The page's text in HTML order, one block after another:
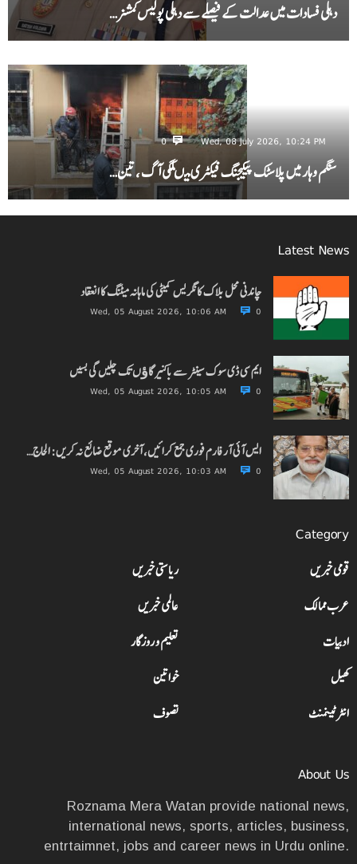
دہلی فسادات میں عدالت کے فیصلے سے دہلی پولیس کمشنر…
Wed, 08 July 2026, 10:24 PM
0
سنگم وہار میں پلاسٹک پیکیجنگ فیکٹری میںلگی آگ ، تین…
Latest News
چاندنی محل بلاک کانگریس کمیٹی کی ماہانہ میٹنگ کا انعقاد
Wed, 05 August 2026, 10:06 AM 0
ایم سی ڈی سوک سینٹر سے باکنیر گاﺅں تک چلیں گی بسیں
Wed, 05 August 2026, 10:05 AM 0
ایس آئی آر فارم فوری جمع کرائیں، آخری موقع ضائع نہ کریں: الحاج…
Wed, 05 August 2026, 10:03 AM 0
Category
قومی خبریں
ریاستی خبریں
عرب ممالک
عالمی خبریں
ادبیات
تعلیم و روزگار
کھیل
خواتین
انٹرٹینمنٹ
تصوف
About Us
Roznama Mera Watan provide national news,
international news, sports, articles, business,
entrtaimnet, jobs and career news in Urdu online.